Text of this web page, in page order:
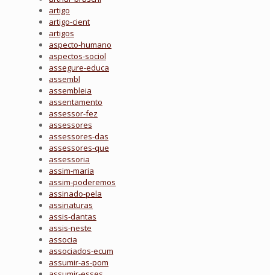
artigo
artigo-cient
artigos
aspecto-humano
aspectos-sociol
assegure-educa
assembl
assembleia
assentamento
assessor-fez
assessores
assessores-das
assessores-que
assessoria
assim-maria
assim-poderemos
assinado-pela
assinaturas
assis-dantas
assis-neste
associa
associados-ecum
assumir-as-pom